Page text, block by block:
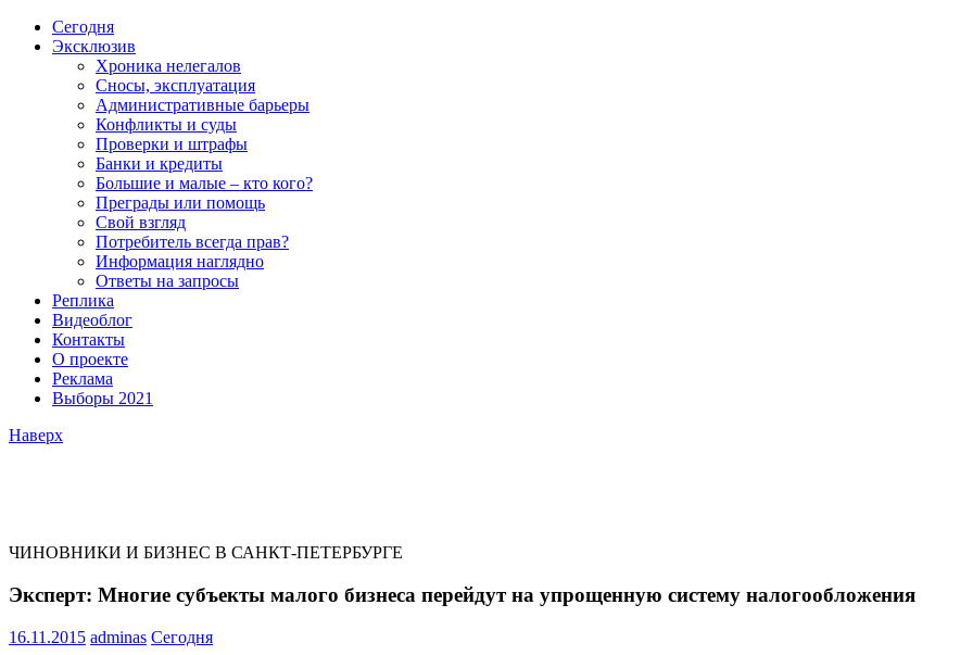
Сегодня
Эксклюзив
Хроника нелегалов
Сносы, эксплуатация
Административные барьеры
Конфликты и суды
Проверки и штрафы
Банки и кредиты
Большие и малые – кто кого?
Преграды или помощь
Свой взгляд
Потребитель всегда прав?
Информация наглядно
Ответы на запросы
Реплика
Видеоблог
Контакты
О проекте
Реклама
Выборы 2021
Наверх
ЧИНОВНИКИ И БИЗНЕС В САНКТ-ПЕТЕРБУРГЕ
Эксперт: Многие субъекты малого бизнеса перейдут на упрощенную систему налогообложения
16.11.2015 adminas Сегодня